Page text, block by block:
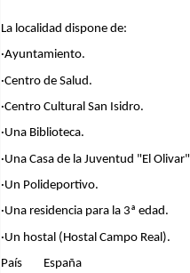
La localidad dispone de:
·Ayuntamiento.
·Centro de Salud.
·Centro Cultural San Isidro.
·Una Biblioteca.
·Una Casa de la Juventud "El Olivar"
·Un Polideportivo.
·Una residencia para la 3ª edad.
·Un hostal (Hostal Campo Real).
País España